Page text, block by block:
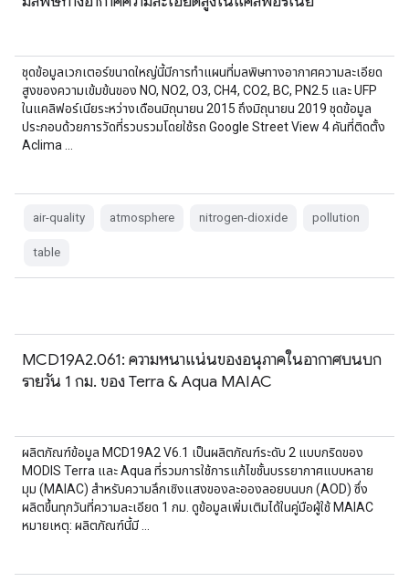
ชุดข้อมูลเวกเตอร์ขนาดใหญ่นี้มีการทำแผนที่มลพิษทางอากาศความละเอียด
สูงของความเข้มข้นของ NO, NO2, O3, CH4, CO2, BC, PN2.5 และ UFP
ในแคลิฟอร์เนียระหว่างเดือนมิถุนายน 2015 ถึงมิถุนายน 2019 ชุดข้อมูล
ประกอบด้วยการวัดที่รวบรวมโดยใช้รถ Google Street View 4 คันที่ติดตั้ง
Aclima …
air-quality atmosphere nitrogen-dioxide pollution
table
MCD19A2.061: ความหนาแน่นของอนุภาคในอากาศบนบก
รายวัน 1 กม. ของ Terra & Aqua MAIAC
ผลิตภัณฑ์ข้อมูล MCD19A2 V6.1 เป็นผลิตภัณฑ์ระดับ 2 แบบกริดของ
MODIS Terra และ Aqua ที่รวมการใช้การแก้ไขชั้นบรรยากาศแบบหลาย
มุม (MAIAC) สำหรับความลึกเชิงแสงของละอองลอยบนบก (AOD) ซึ่ง
ผลิตขึ้นทุกวันที่ความละเอียด 1 กม. ดูข้อมูลเพิ่มเติมได้ในคู่มือผู้ใช้ MAIAC
หมายเหตุ: ผลิตภัณฑ์นี้มี …